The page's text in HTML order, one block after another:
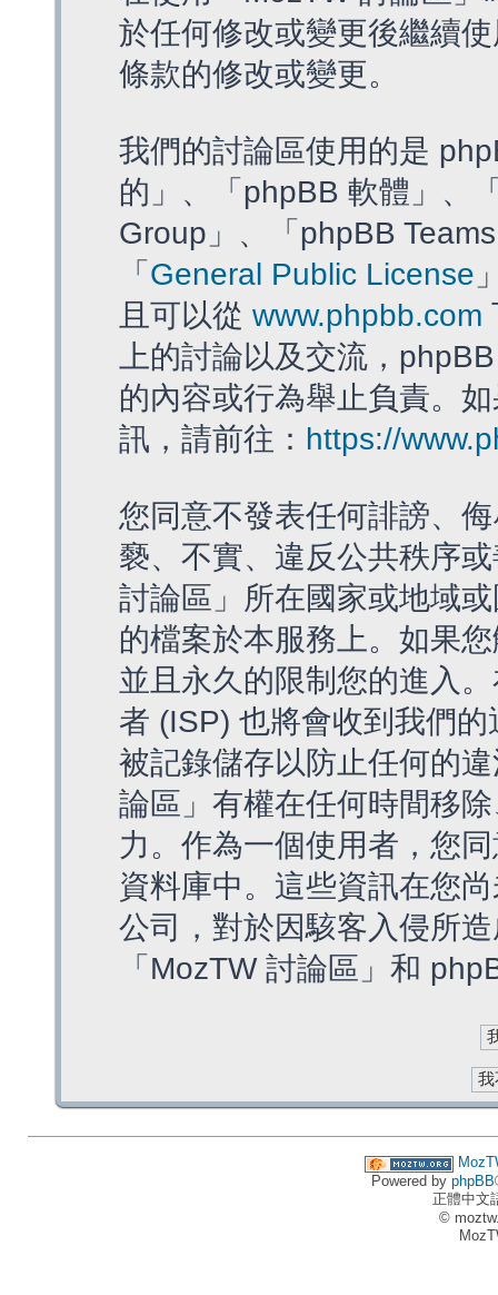
於任何修改或變更後繼續
條款的修改或變更。
我們的討論區使用的是
的」、「phpBB 軟體」、
Group」、「phpBB
「 General Public License
且可以從 www.phpbb.com
上的討論以及交流，
的內容或行為舉止負責。
訊，請前往： https://
您同意不發表任何誹謗、
褻、不實、違反公共秩序
討論區」所在國家或地域
的檔案於本服務上。如果
並且永久的限制您的進入
者 (ISP) 也將會收到我們
被記錄儲存以防止任何的
論區」有權在任何時間移
力。作為一個使用者，您
資料庫中。這些資訊在您
公司，對於因駭客入侵所
「MozTW 討論區」和
Powered by phpBB
正體中文
©